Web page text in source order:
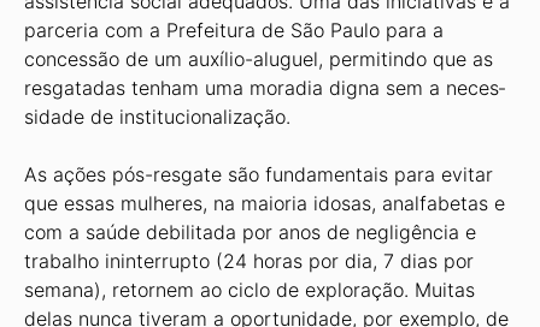
parceria com a Prefeitura de São Paulo para a
concessão de um auxílio-aluguel, permitindo que as
resgatadas tenham uma moradia digna sem a neces­
sidade de institucionalização.
As ações pós-resgate são fundamentais para evi­tar
que essas mulheres, na maioria idosas, analfabe­tas e
com a saúde debilitada por anos de negligência e
trabalho ininterrupto (24 horas por dia, 7 dias por
semana), retornem ao ciclo de exploração. Muitas
delas nunca tiveram a oportunidade, por exemplo, de